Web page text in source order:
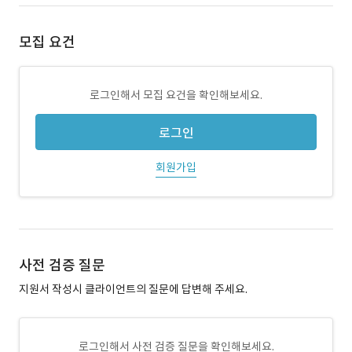
모집 요건
로그인해서 모집 요건을 확인해보세요.
로그인
회원가입
사전 검증 질문
지원서 작성시 클라이언트의 질문에 답변해 주세요.
로그인해서 사전 검증 질문을 확인해보세요.